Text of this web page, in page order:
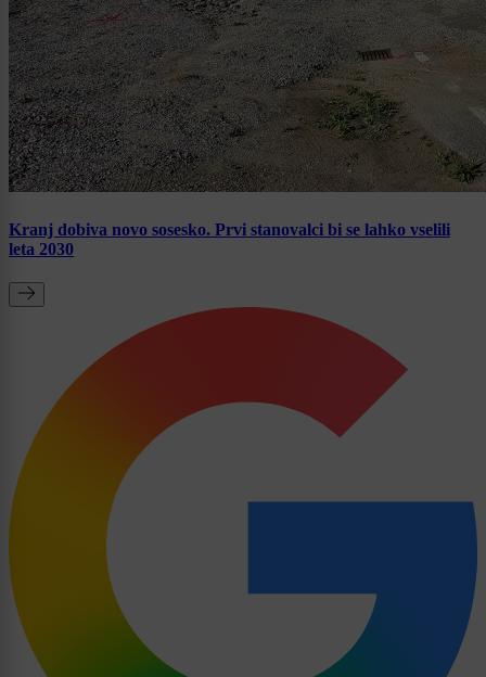
Kranj dobiva novo sosesko. Prvi stanovalci bi se lahko vselili
leta 2030